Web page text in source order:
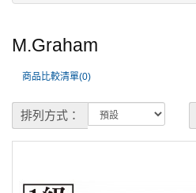
M.Graham
商品比較清單(0)
排列方式：